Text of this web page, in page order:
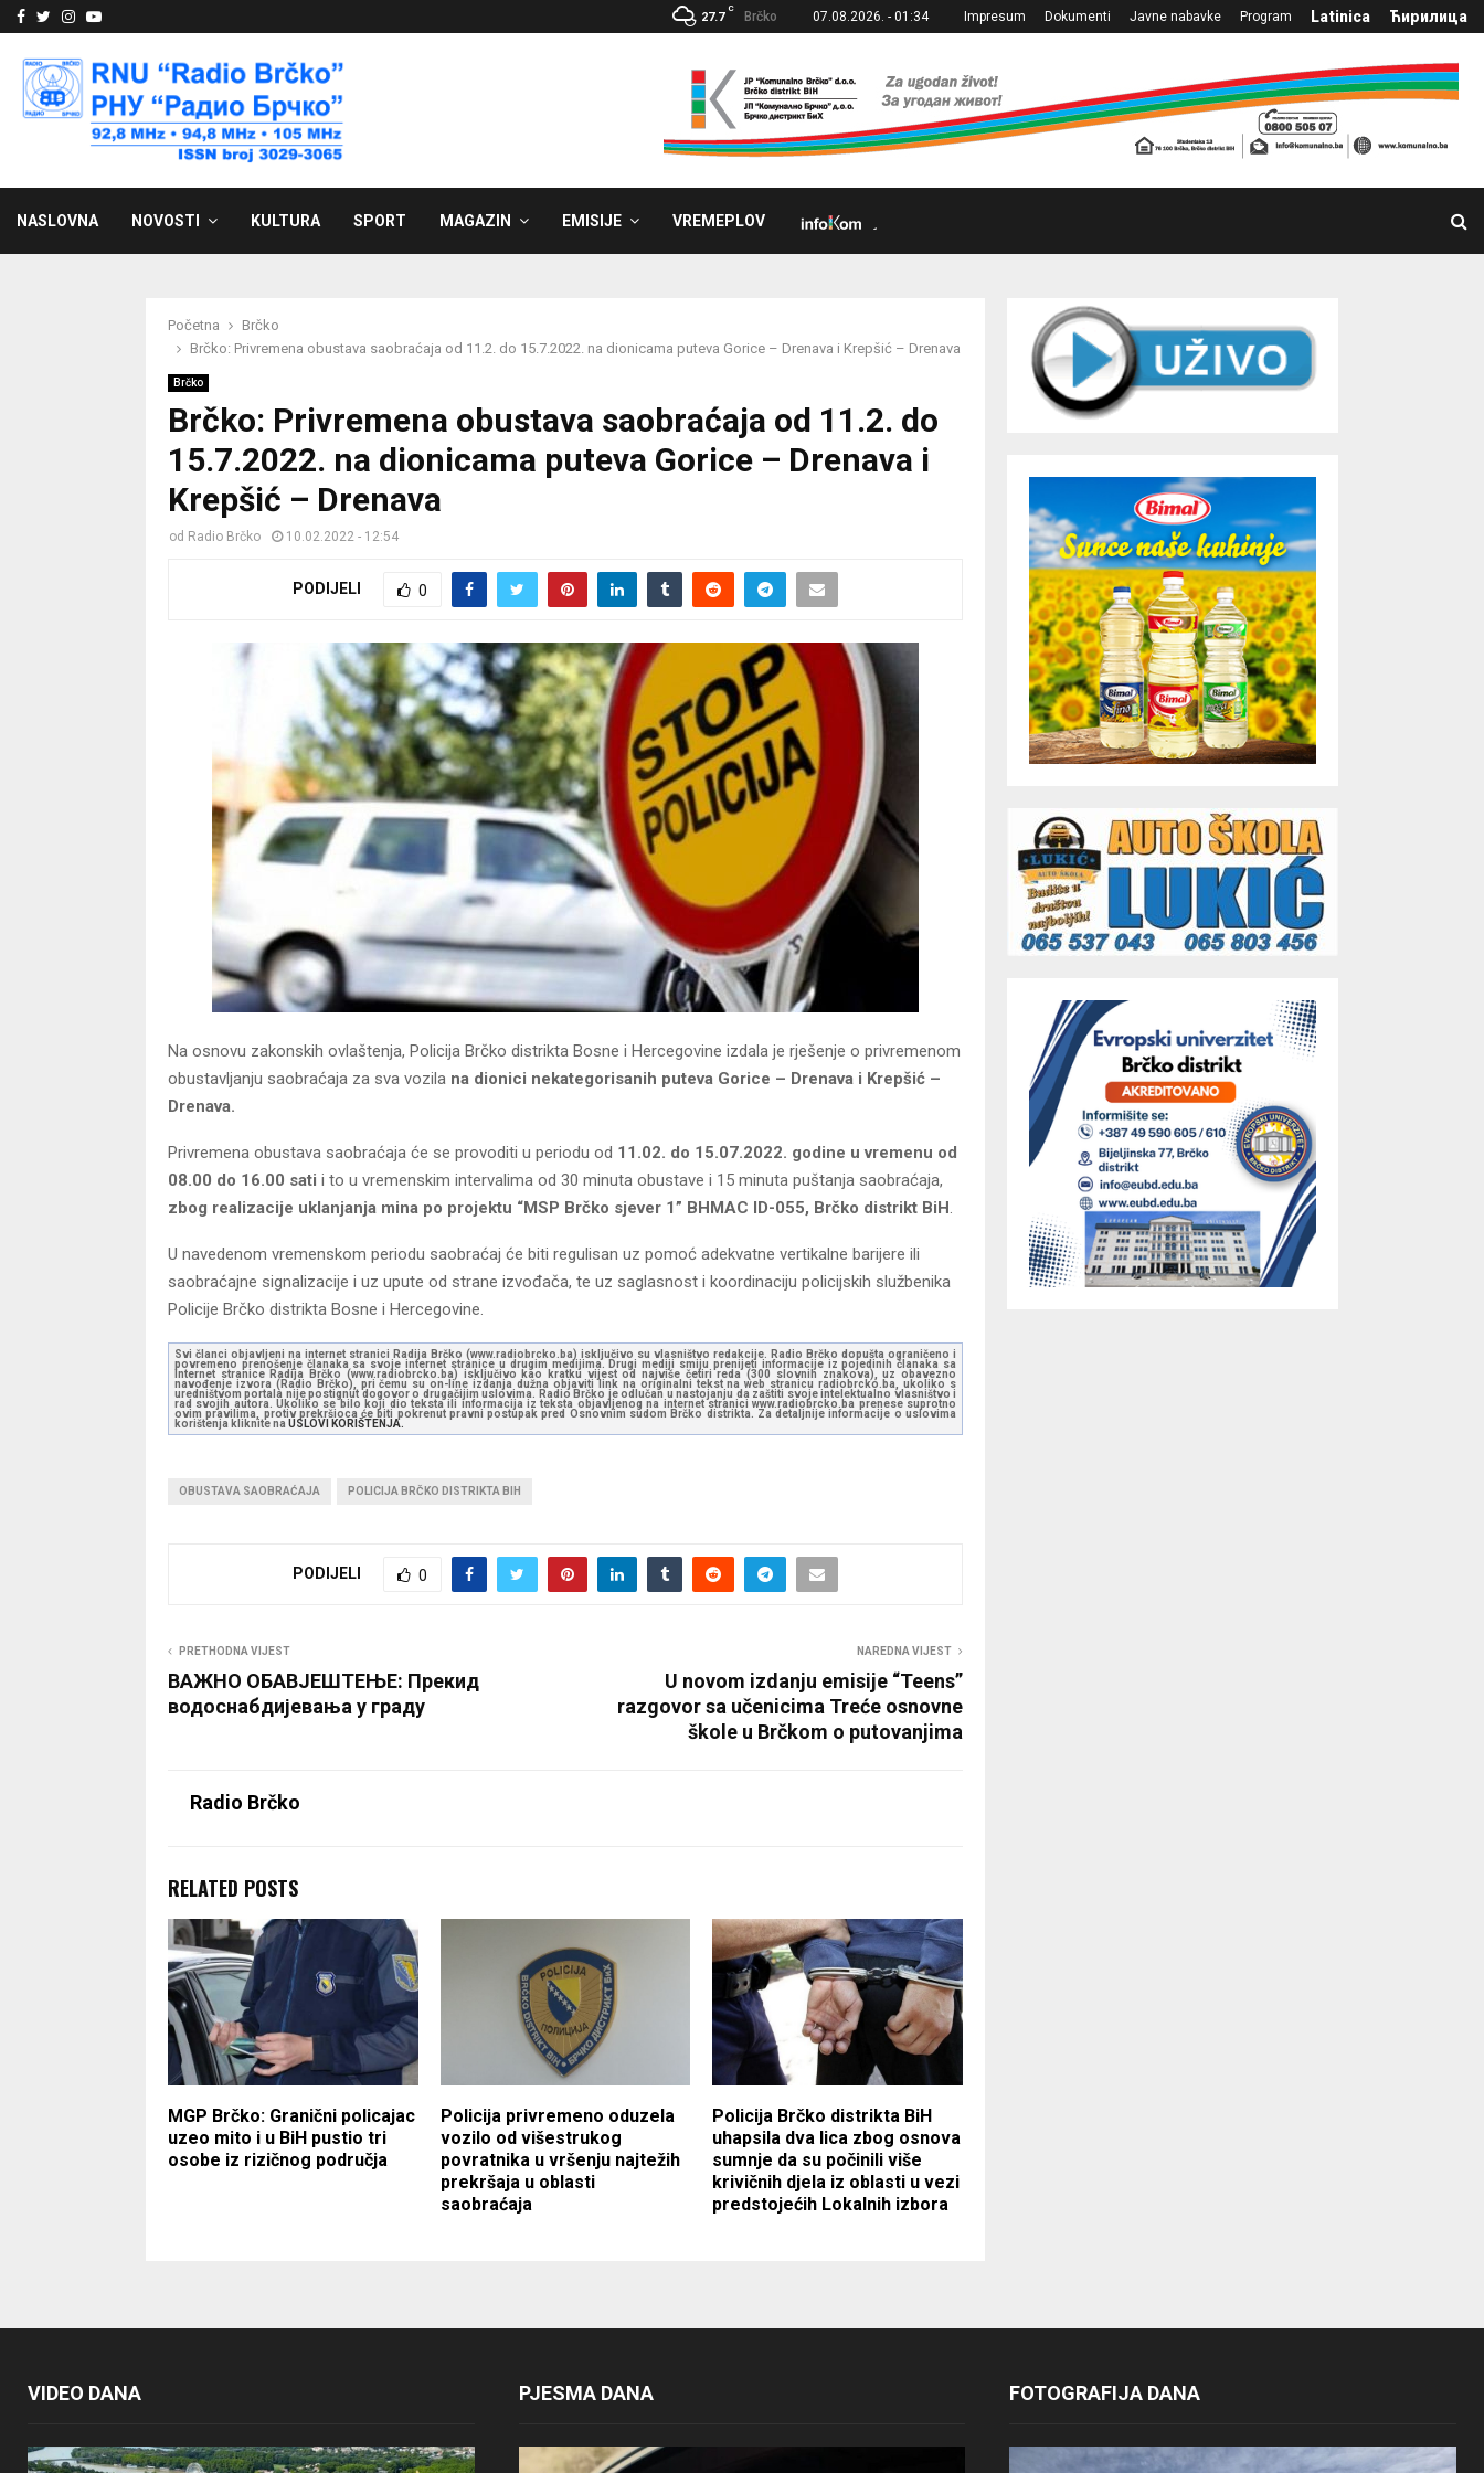
Facebook
Twitter
Instagram
Youtube 27.7
C
Brčko 07.08.2026. - 01:34 Impresum Dokumenti Javne nabavke Program Latinica Ћирилица
NASLOVNA NOVOSTI KULTURA SPORT MAGAZIN EMISIJE VREMEPLOV
Početna
Brčko
Brčko: Privremena obustava saobraćaja od 11.2. do 15.7.2022. na dionicama puteva Gorice – Drenava i Krepšić – Drenava
Brčko
Brčko: Privremena obustava saobraćaja od 11.2. do
15.7.2022. na dionicama puteva Gorice – Drenava i
Krepšić – Drenava
od Radio Brčko 10.02.2022 - 12:54
PODIJELI 0
Na osnovu zakonskih ovlaštenja, Policija Brčko distrikta Bosne i Hercegovine izdala je rješenje o privremenom
obustavljanju saobraćaja za sva vozila na dionici nekategorisanih puteva Gorice – Drenava i Krepšić –
Drenava.
Privremena obustava saobraćaja će se provoditi u periodu od 11.02. do 15.07.2022. godine u vremenu od
08.00 do 16.00 sati i to u vremenskim intervalima od 30 minuta obustave i 15 minuta puštanja saobraćaja,
zbog realizacije uklanjanja mina po projektu “MSP Brčko sjever 1” BHMAC ID-055, Brčko distrikt BiH.
U navedenom vremenskom periodu saobraćaj će biti regulisan uz pomoć adekvatne vertikalne barijere ili
saobraćajne signalizacije i uz upute od strane izvođača, te uz saglasnost i koordinaciju policijskih službenika
Policije Brčko distrikta Bosne i Hercegovine.
Svi članci objavljeni na internet stranici Radija Brčko (www.radiobrcko.ba) isključivo su vlasništvo redakcije. Radio Brčko dopušta ograničeno i
povremeno prenošenje članaka sa svoje internet stranice u drugim medijima. Drugi mediji smiju prenijeti informacije iz pojedinih članaka sa
Internet stranice Radija Brčko (www.radiobrcko.ba) isključivo kao kratku vijest od najviše četiri reda (300 slovnih znakova), uz obavezno
navođenje izvora (Radio Brčko), pri čemu su on-line izdanja dužna objaviti link na originalni tekst na web stranicu radiobrcko.ba, ukoliko s
uredništvom portala nije postignut dogovor o drugačijim uslovima. Radio Brčko je odlučan u nastojanju da zaštiti svoje intelektualno vlasništvo i
rad svojih autora. Ukoliko se bilo koji dio teksta ili informacija iz teksta objavljenog na internet stranici www.radiobrcko.ba prenese suprotno
ovim pravilima, protiv prekršioca će biti pokrenut pravni postupak pred Osnovnim sudom Brčko distrikta. Za detaljnije informacije o uslovima
korištenja kliknite na USLOVI KORIŠTENJA.
OBUSTAVA SAOBRAĆAJA POLICIJA BRČKO DISTRIKTA BIH
PODIJELI 0
PRETHODNA VIJEST
ВАЖНО ОБАВЈЕШТЕЊЕ: Прекид
водоснабдијевања у граду
NAREDNA VIJEST
U novom izdanju emisije “Teens”
razgovor sa učenicima Treće osnovne
škole u Brčkom o putovanjima
Radio Brčko
RELATED POSTS
MGP Brčko: Granični policajac
uzeo mito i u BiH pustio tri
osobe iz rizičnog područja
Policija privremeno oduzela
vozilo od višestrukog
povratnika u vršenju najtežih
prekršaja u oblasti
saobraćaja
Policija Brčko distrikta BiH
uhapsila dva lica zbog osnova
sumnje da su počinili više
krivičnih djela iz oblasti u vezi
predstojećih Lokalnih izbora
VIDEO DANA PJESMA DANA FOTOGRAFIJA DANA